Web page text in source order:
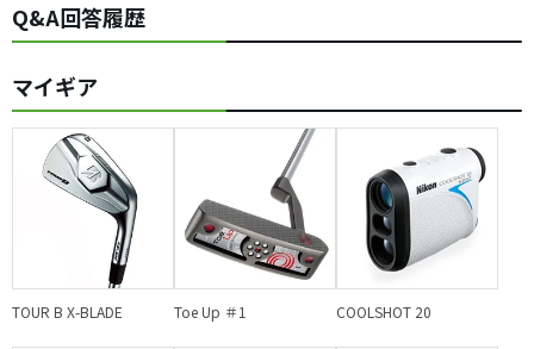
Q&A回答履歴
マイギア
TOUR B X-BLADE Toe Up ＃1 COOLSHOT 20